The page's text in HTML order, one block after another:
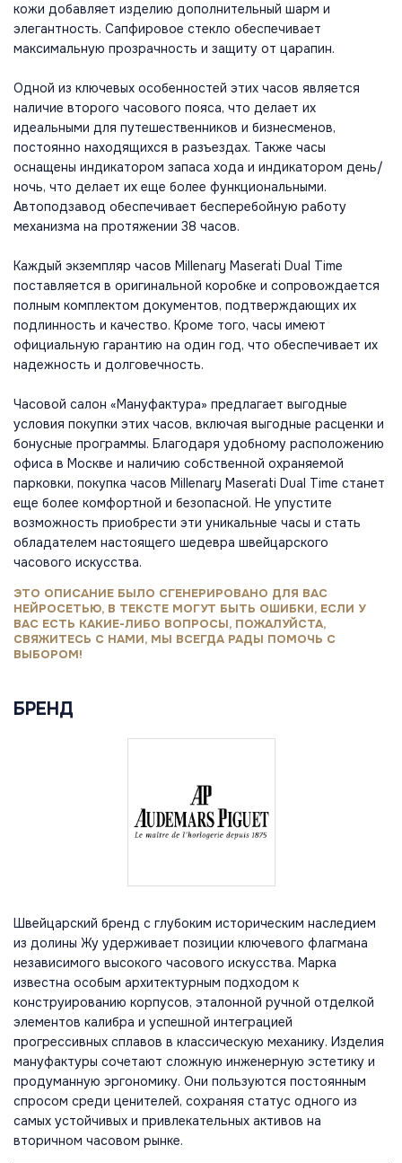
кожи добавляет изделию дополнительный шарм и
элегантность. Сапфировое стекло обеспечивает
максимальную прозрачность и защиту от царапин.
Одной из ключевых особенностей этих часов является
наличие второго часового пояса, что делает их
идеальными для путешественников и бизнесменов,
постоянно находящихся в разъездах. Также часы
оснащены индикатором запаса хода и индикатором день/
ночь, что делает их еще более функциональными.
Автоподзавод обеспечивает бесперебойную работу
механизма на протяжении 38 часов.
Каждый экземпляр часов Millenary Maserati Dual Time
поставляется в оригинальной коробке и сопровождается
полным комплектом документов, подтверждающих их
подлинность и качество. Кроме того, часы имеют
официальную гарантию на один год, что обеспечивает их
надежность и долговечность.
Часовой салон «Мануфактура» предлагает выгодные
условия покупки этих часов, включая выгодные расценки и
бонусные программы. Благодаря удобному расположению
офиса в Москве и наличию собственной охраняемой
парковки, покупка часов Millenary Maserati Dual Time станет
еще более комфортной и безопасной. Не упустите
возможность приобрести эти уникальные часы и стать
обладателем настоящего шедевра швейцарского
часового искусства.
ЭТО ОПИСАНИЕ БЫЛО СГЕНЕРИРОВАНО ДЛЯ ВАС
НЕЙРОСЕТЬЮ, В ТЕКСТЕ МОГУТ БЫТЬ ОШИБКИ, ЕСЛИ У
ВАС ЕСТЬ КАКИЕ-ЛИБО ВОПРОСЫ, ПОЖАЛУЙСТА,
СВЯЖИТЕСЬ С НАМИ, МЫ ВСЕГДА РАДЫ ПОМОЧЬ С
ВЫБОРОМ!
БРЕНД
Швейцарский бренд с глубоким историческим наследием
из долины Жу удерживает позиции ключевого флагмана
независимого высокого часового искусства. Марка
известна особым архитектурным подходом к
конструированию корпусов, эталонной ручной отделкой
элементов калибра и успешной интеграцией
прогрессивных сплавов в классическую механику. Изделия
мануфактуры сочетают сложную инженерную эстетику и
продуманную эргономику. Они пользуются постоянным
спросом среди ценителей, сохраняя статус одного из
самых устойчивых и привлекательных активов на
вторичном часовом рынке.